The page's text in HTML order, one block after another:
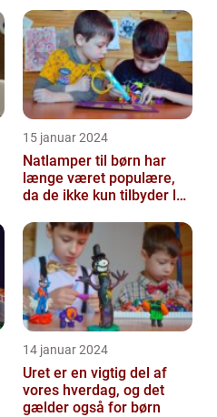
15 januar 2024
Natlamper til børn har
længe været populære,
da de ikke kun tilbyder lys
m...
14 januar 2024
Uret er en vigtig del af
vores hverdag, og det
gælder også for børn